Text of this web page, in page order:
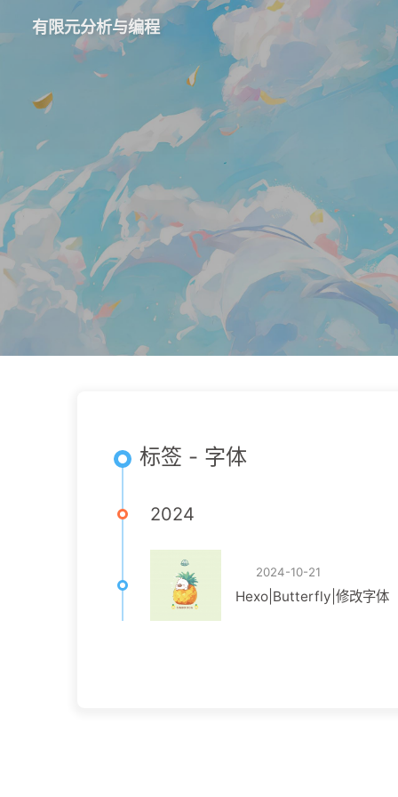
有限元分析与编程
标签 - 字体
2024
2024-10-21
Hexo|Butterfly|修改字体